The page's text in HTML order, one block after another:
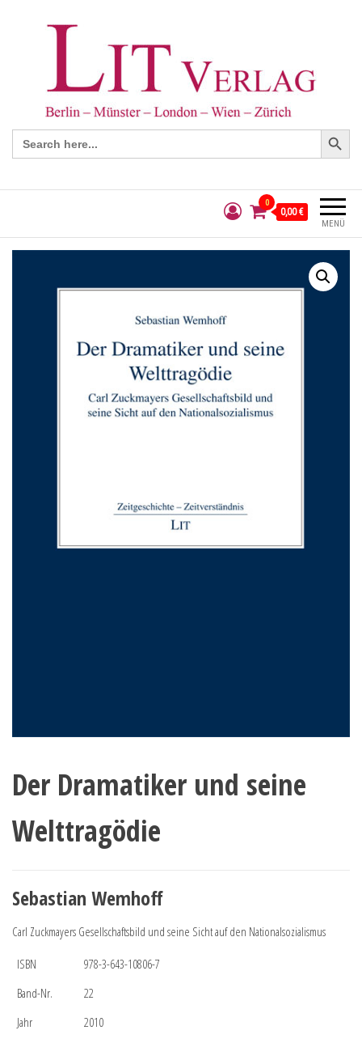
Search
for:
Search Button
MENÜ
0
0,00 €
Der Dramatiker und seine
Welttragödie
Sebastian Wemhoff
Carl Zuckmayers Gesellschaftsbild und seine Sicht auf den Nationalsozialismus
ISBN
978-3-643-10806-7
Band-Nr.
22
Jahr
2010